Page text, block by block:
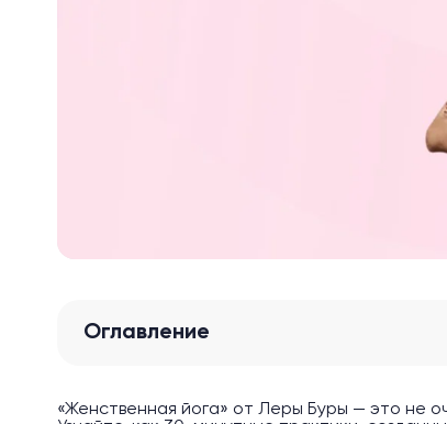
Оглавление
«Женственная йога» от Леры Буры — это не